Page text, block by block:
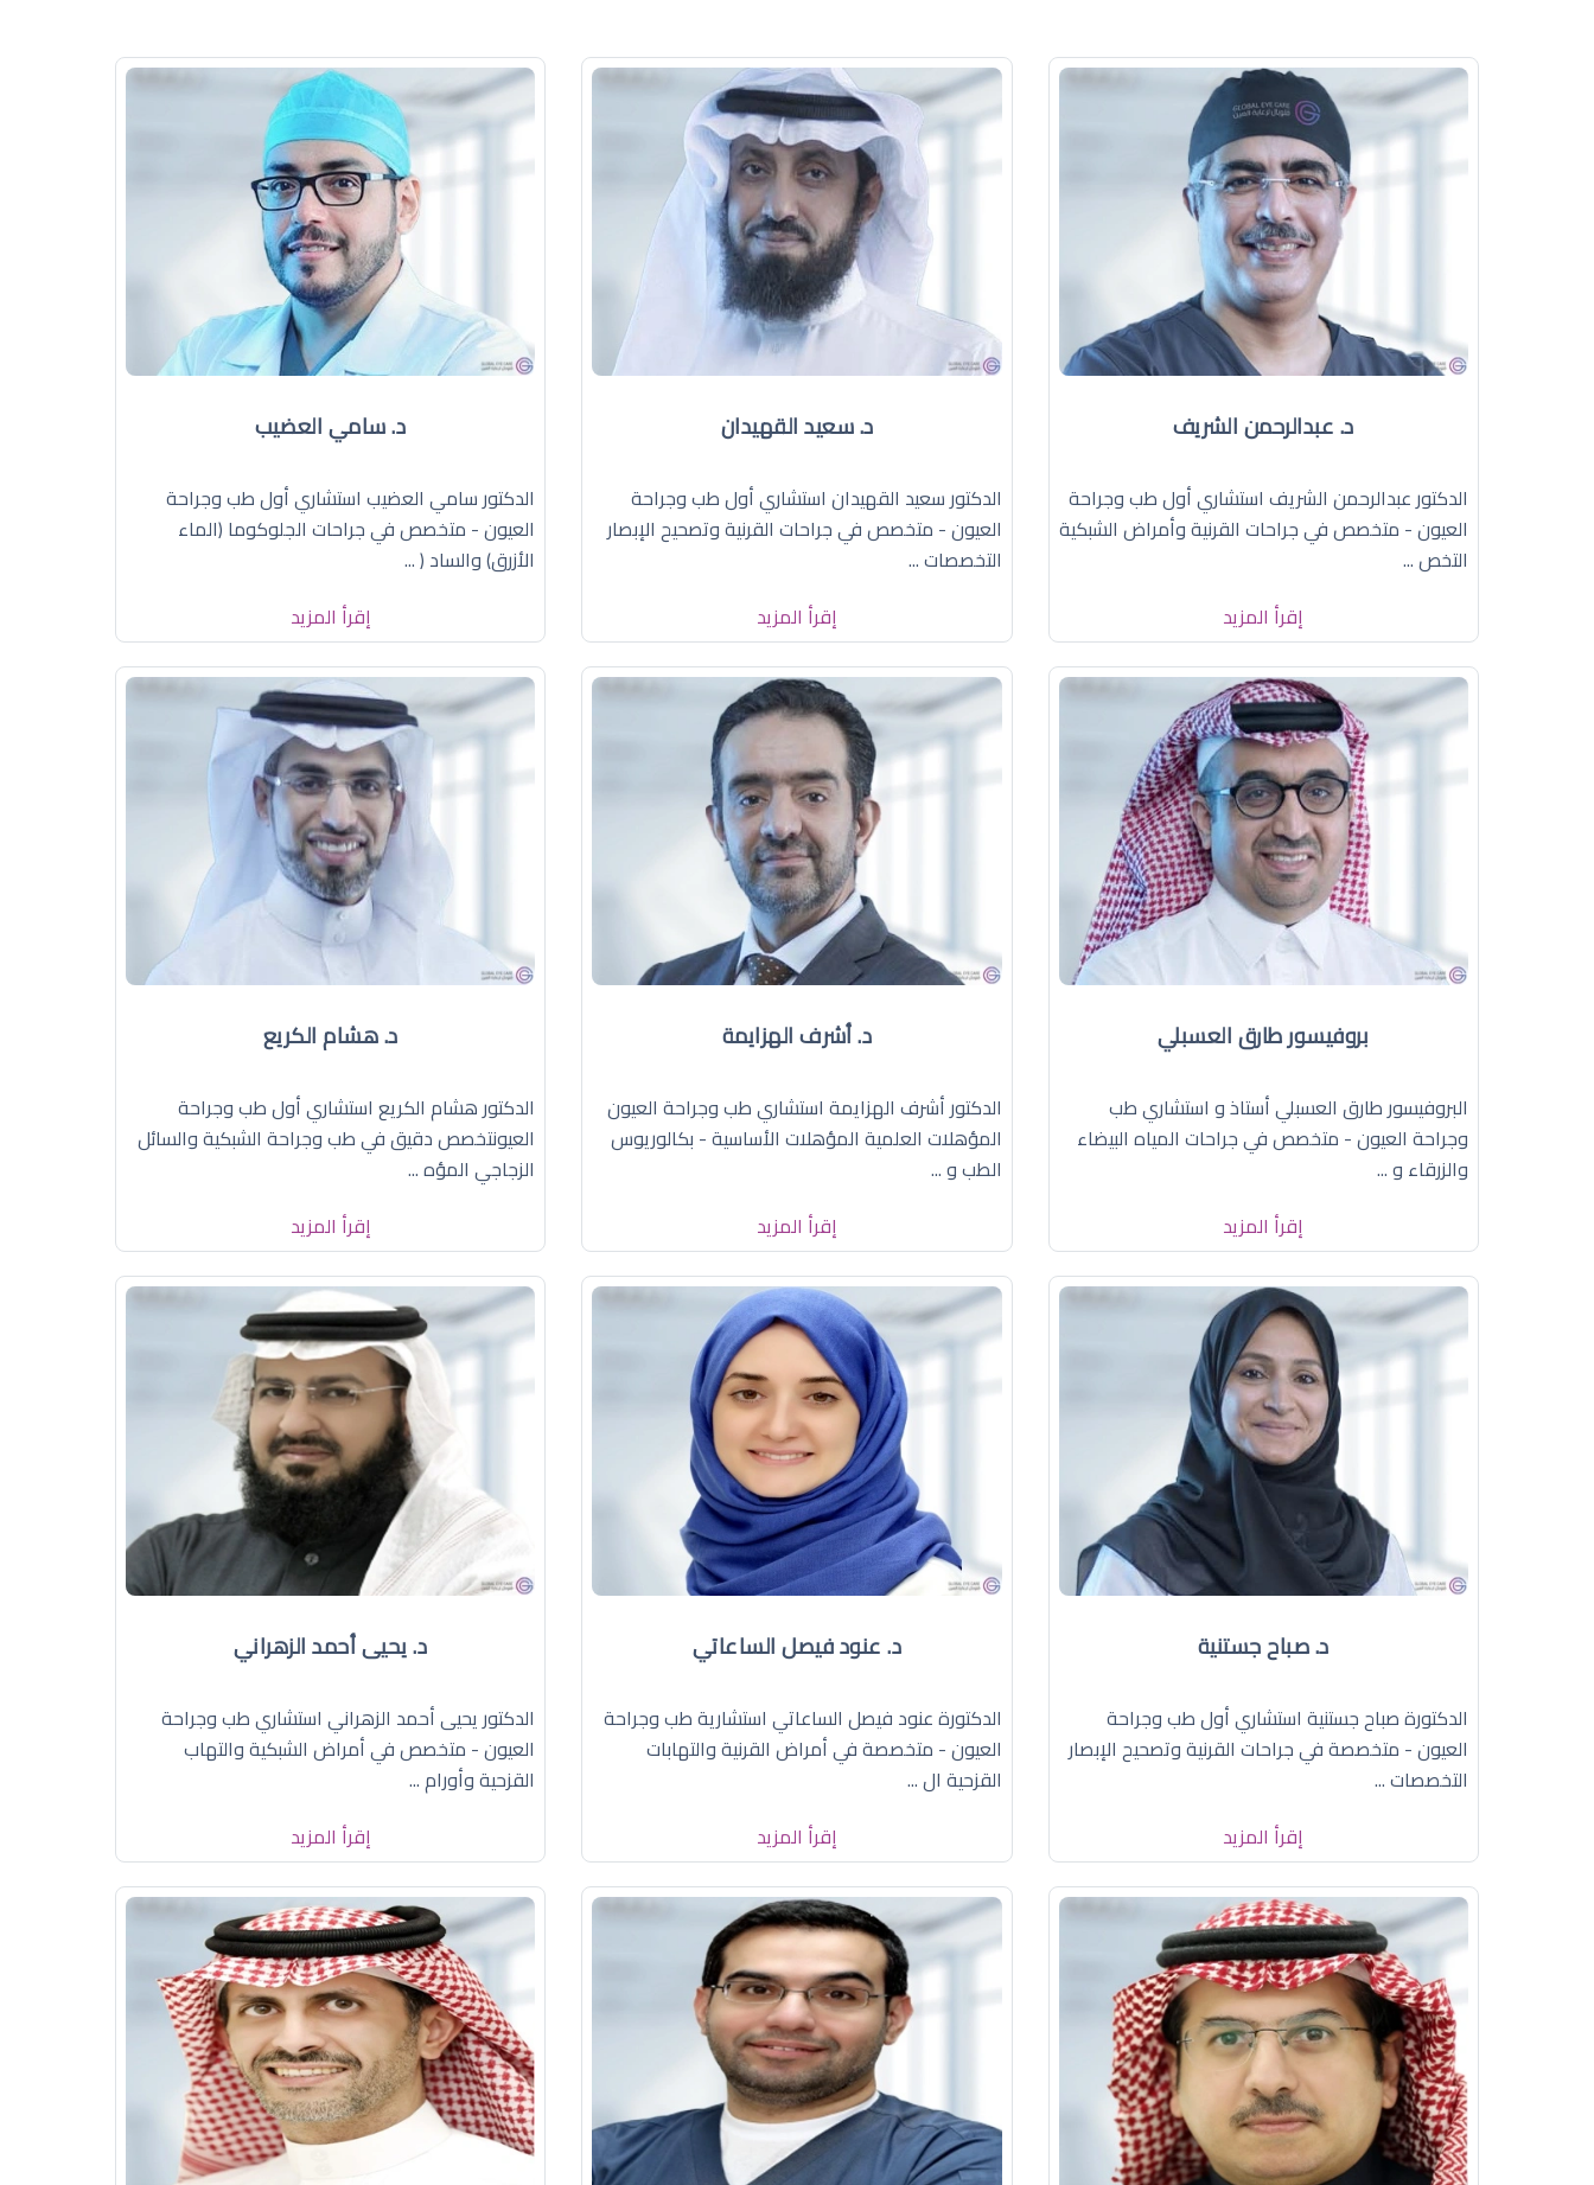
د. عبدالرحمن الشريف
الدكتور عبدالرحمن الشريف استشاري أول طب وجراحة
العيون - متخصص في جراحات القرنية وأمراض الشبكية
التخص ...
إقرأ المزيد
د. سعيد القهيدان
الدكتور سعيد القهيدان استشاري أول طب وجراحة
العيون - متخصص في جراحات القرنية وتصحيح الإبصار
التخصصات ...
إقرأ المزيد
د. سامي العضيب
الدكتور سامي العضيب استشاري أول طب وجراحة
العيون - متخصص في جراحات الجلوكوما (الماء
الأزرق) والساد ( ...
إقرأ المزيد
بروفيسور طارق العسبلي
البروفيسور طارق العسبلي أستاذ و استشاري طب
وجراحة العيون - متخصص في جراحات المياه البيضاء
والزرقاء و ...
إقرأ المزيد
د. أشرف الهزايمة
الدكتور أشرف الهزايمة استشاري طب وجراحة العيون
المؤهلات العلمية المؤهلات الأساسية - بكالوريوس
الطب و ...
إقرأ المزيد
د. هشام الكريع
الدكتور هشام الكريع استشاري أول طب وجراحة
العيونتخصص دقيق في طب وجراحة الشبكية والسائل
الزجاجي المؤه ...
إقرأ المزيد
د. صباح جستنية
الدكتورة صباح جستنية استشاري أول طب وجراحة
العيون - متخصصة في جراحات القرنية وتصحيح الإبصار
التخصصات ...
إقرأ المزيد
د. عنود فيصل الساعاتي
الدكتورة عنود فيصل الساعاتي استشارية طب وجراحة
العيون - متخصصة في أمراض القرنية والتهابات
القزحية ال ...
إقرأ المزيد
د. يحيى أحمد الزهراني
الدكتور يحيى أحمد الزهراني استشاري طب وجراحة
العيون - متخصص في أمراض الشبكية والتهاب
القزحية وأورام ...
إقرأ المزيد